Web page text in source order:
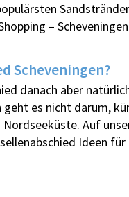
–
Scheveningen?
danach aber
es nicht darum,
Auf
Ideen für